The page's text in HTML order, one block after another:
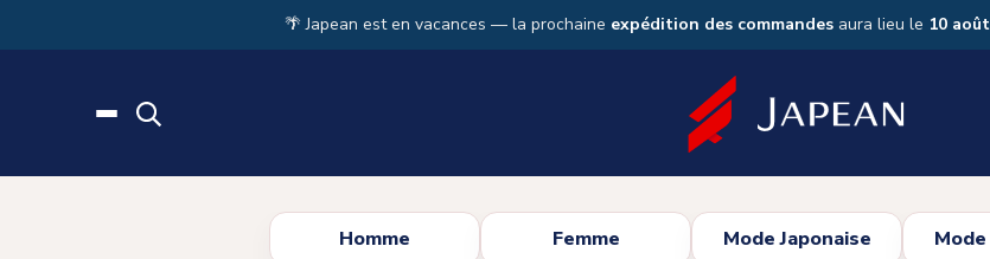
🌴 Japean est en vacances — la prochaine expédition des commandes aura lieu le 10 août
Homme Femme Mode Japonaise